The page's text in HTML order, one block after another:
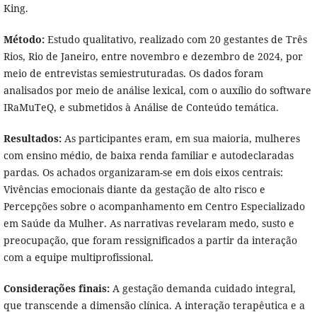
King.
Método:Estudo qualitativo, realizado com 20 gestantes de Três
Rios, Rio de Janeiro, entre novembro e dezembro de 2024, por
meio de entrevistas semiestruturadas. Os dados foram
analisados por meio de análise lexical, com o auxílio do software
IRaMuTeQ, e submetidos à Análise de Conteúdo temática.
Resultados:As participantes eram, em sua maioria, mulheres
com ensino médio, de baixa renda familiar e autodeclaradas
pardas. Os achados organizaram-se em dois eixos centrais:
Vivências emocionais diante da gestação de alto risco e
Percepções sobre o acompanhamento em Centro Especializado
em Saúde da Mulher. As narrativas revelaram medo, susto e
preocupação, que foram ressignificados a partir da interação
com a equipe multiprofissional.
Considerações finais:A gestação demanda cuidado integral,
que transcende a dimensão clínica. A interação terapêutica e a